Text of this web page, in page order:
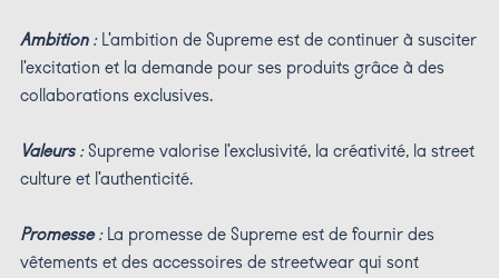
Ambition:L'ambition de Supreme est de continuer à susciter
l'excitation et la demande pour ses produits grâce à des
collaborations exclusives.
Valeurs:Supreme valorise l'exclusivité, la créativité, la street
culture et l'authenticité.
Promesse:La promesse de Supreme est de fournir des
vêtements et des accessoires de streetwear qui sont